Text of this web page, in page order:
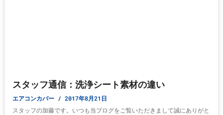
スタッフ通信：洗浄シート素材の違い
エアコンカバー 2017年8月21日
スタッフの加藤です。いつも当ブログをご覧いただきまして誠にありがと